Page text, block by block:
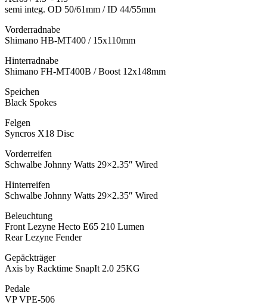
semi integ. OD 50/61mm / ID 44/55mm
Vorderradnabe
Shimano HB-MT400 / 15x110mm
Hinterradnabe
Shimano FH-MT400B / Boost 12x148mm
Speichen
Black Spokes
Felgen
Syncros X18 Disc
Vorderreifen
Schwalbe Johnny Watts 29×2.35″ Wired
Hinterreifen
Schwalbe Johnny Watts 29×2.35″ Wired
Beleuchtung
Front Lezyne Hecto E65 210 Lumen
Rear Lezyne Fender
Gepäckträger
Axis by Racktime SnapIt 2.0 25KG
Pedale
VP VPE-506